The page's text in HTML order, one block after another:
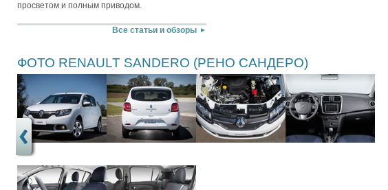
просветом и полным приводом.
Все статьи и обзоры
ФОТО RENAULT SANDERO (РЕНО САНДЕРО)